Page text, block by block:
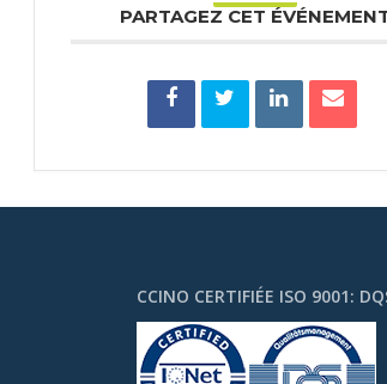
PARTAGEZ CET
CCINO CERTIFIÉE ISO 9001: